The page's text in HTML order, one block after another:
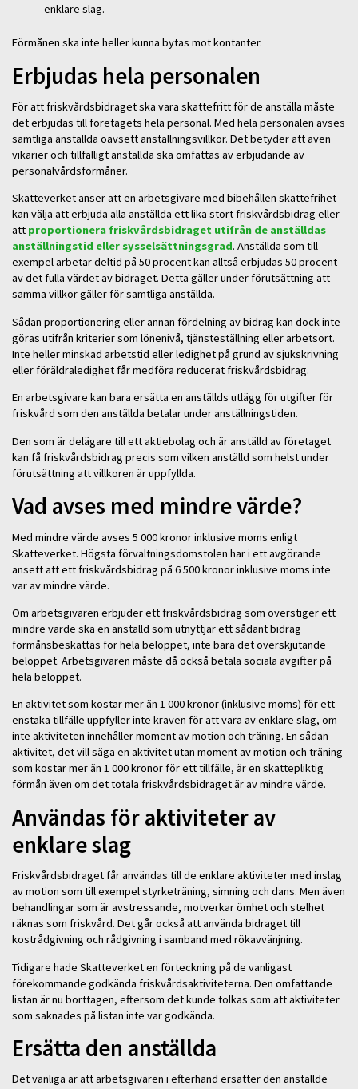
enklare slag.
Förmånen ska inte heller kunna bytas mot kontanter.
Erbjudas hela personalen
För att friskvårdsbidraget ska vara skattefritt för de anställa måste
det erbjudas till företagets hela personal. Med hela personalen avses
samtliga anställda oavsett anställningsvillkor. Det betyder att även
vikarier och tillfälligt anställda ska omfattas av erbjudande av
personalvårdsförmåner.
Skatteverket anser att en arbetsgivare med bibehållen skattefrihet
kan välja att erbjuda alla anställda ett lika stort friskvårdsbidrag eller
att proportionera friskvårdsbidraget utifrån de anställdas
anställningstid eller sysselsättningsgrad. Anställda som till
exempel arbetar deltid på 50 procent kan alltså erbjudas 50 procent
av det fulla värdet av bidraget. Detta gäller under förutsättning att
samma villkor gäller för samtliga anställda.
Sådan proportionering eller annan fördelning av bidrag kan dock inte
göras utifrån kriterier som lönenivå, tjänsteställning eller arbetsort.
Inte heller minskad arbetstid eller ledighet på grund av sjukskrivning
eller föräldraledighet får medföra reducerat friskvårdsbidrag.
En arbetsgivare kan bara ersätta en anställds utlägg för utgifter för
friskvård som den anställda betalar under anställningstiden.
Den som är delägare till ett aktiebolag och är anställd av företaget
kan få friskvårdsbidrag precis som vilken anställd som helst under
förutsättning att villkoren är uppfyllda.
Vad avses med mindre värde?
Med mindre värde avses 5 000 kronor inklusive moms enligt
Skatteverket. Högsta förvaltningsdomstolen har i ett avgörande
ansett att ett friskvårdsbidrag på 6 500 kronor inklusive moms inte
var av mindre värde.
Om arbetsgivaren erbjuder ett friskvårdsbidrag som överstiger ett
mindre värde ska en anställd som utnyttjar ett sådant bidrag
förmånsbeskattas för hela beloppet, inte bara det överskjutande
beloppet. Arbetsgivaren måste då också betala sociala avgifter på
hela beloppet.
En aktivitet som kostar mer än 1 000 kronor (inklusive moms) för ett
enstaka tillfälle uppfyller inte kraven för att vara av enklare slag, om
inte aktiviteten innehåller moment av motion och träning. En sådan
aktivitet, det vill säga en aktivitet utan moment av motion och träning
som kostar mer än 1 000 kronor för ett tillfälle, är en skattepliktig
förmån även om det totala friskvårdsbidraget är av mindre värde.
Användas för aktiviteter av
enklare slag
Friskvårdsbidraget får användas till de enklare aktiviteter med inslag
av motion som till exempel styrketräning, simning och dans. Men även
behandlingar som är avstressande, motverkar ömhet och stelhet
räknas som friskvård. Det går också att använda bidraget till
kostrådgivning och rådgivning i samband med rökavvänjning.
Tidigare hade Skatteverket en förteckning på de vanligast
förekommande godkända friskvårdsaktiviteterna. Den omfattande
listan är nu borttagen, eftersom det kunde tolkas som att aktiviteter
som saknades på listan inte var godkända.
Ersätta den anställda
Det vanliga är att arbetsgivaren i efterhand ersätter den anställde